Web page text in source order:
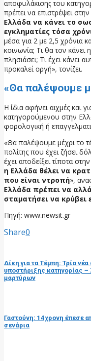
αποφυλάκισης του
πρέπει να επιστρέψει
Ελλάδα να κάνει το
εγκληματίες τόσα
μέσα για 2 με 2,5 χρόνια
κοινωνία; Τι θα τον
πλησιάσει; Τι έχει κάνει
προκαλεί οργή», τονίζει.
«Θα παλέψουμε
Η ίδια αφήνει αιχμές και
κατηγορούμενου στην
φορολογική ή
«Θα παλέψουμε μέχρι το
πολίτης που έχει ζήσει
έχει αποδείξει τίποτα
η Ελλάδα θέλει να
που είναι ντροπή»,
Ελλάδα πρέπει να
σταματήσει να κρύβει
Πηγή: www.newsit.gr
Share0
Δίκη για τα Τέμπη: Τρία
υποστήριξης κατηγορίας
μαρτύρων
Γαστούνη: 14χρονη έπεσε
σενάρια